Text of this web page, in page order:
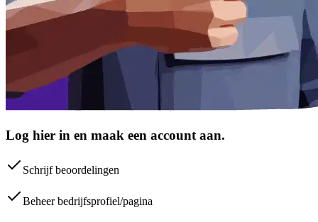
Log hier in en maak een account aan.
Schrijf beoordelingen
Beheer bedrijfsprofiel/pagina